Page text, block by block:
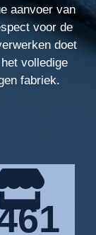
aanvoer van
voor de
doet
volledige
fabriek.